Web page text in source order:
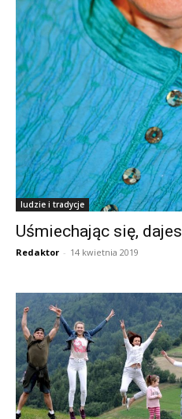
ludzie i tradycje
Uśmiechając się,
Redaktor - 14 kwietnia 2019